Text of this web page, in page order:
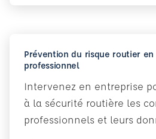
Prévention du risque routier
professionnel
Intervenez en entreprise
à la sécurité routière les
professionnels et leurs